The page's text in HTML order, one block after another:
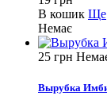
В кошик Ще
Немає
25 грн
Вырубка